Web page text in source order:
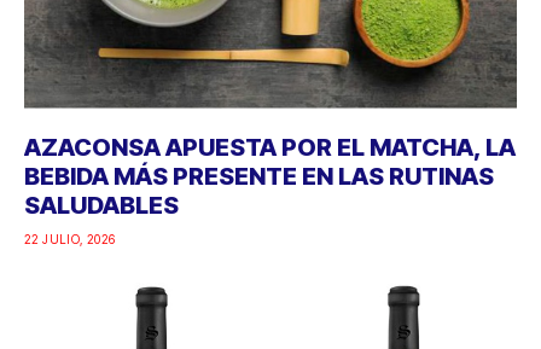
AZACONSA APUESTA POR EL MATCHA, LA
BEBIDA MÁS PRESENTE EN LAS RUTINAS
SALUDABLES
22 JULIO, 2026